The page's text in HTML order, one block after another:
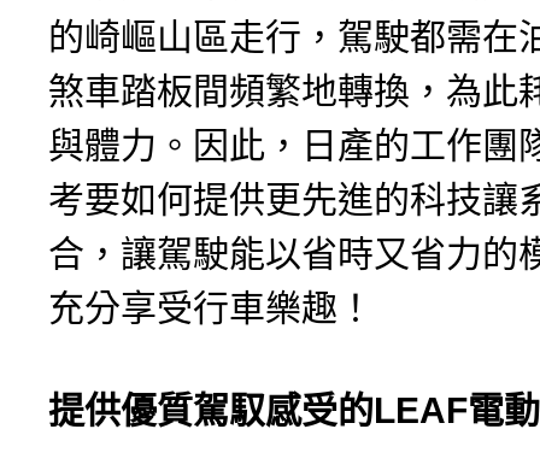
的崎嶇山區走行，駕駛都需在
煞車踏板間頻繁地轉換，為此
與體力。因此，日產的工作團
考要如何提供更先進的科技讓
合，讓駕駛能以省時又省力的
充分享受行車樂趣！
提供優質駕馭感受的LEAF電